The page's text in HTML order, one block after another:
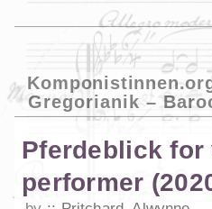
Gregorianik –
Pferdeblick for
performer